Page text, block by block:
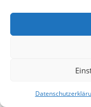
Der Sack wird
Handler der
Beamten nichts weiter